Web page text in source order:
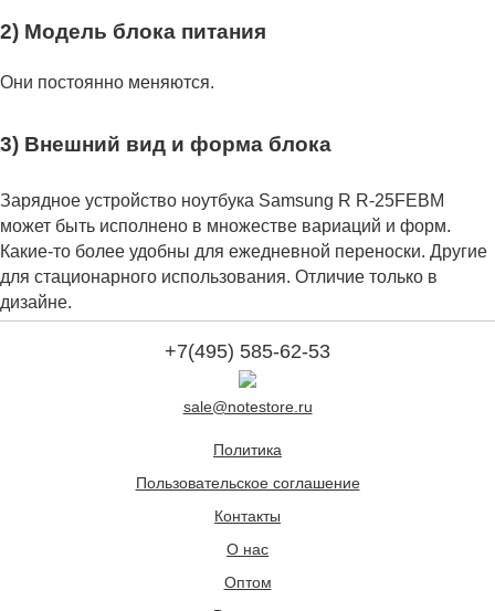
2) Модель блока питания
Они постоянно меняются.
3) Внешний вид и форма блока
Зарядное устройство ноутбука Samsung R R-25FEBM
может быть исполнено в множестве вариаций и форм.
Какие-то более удобны для ежедневной переноски. Другие
для стационарного использования. Отличие только в
дизайне.
+7(495) 585-62-53
sale@notestore.ru
Политика
Пользовательское соглашение
Контакты
О нас
Оптом